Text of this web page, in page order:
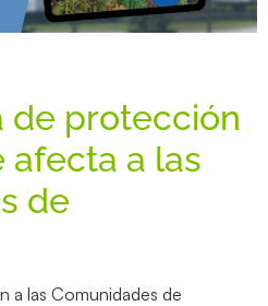
de protección
afecta a las
de
a las Comunidades de